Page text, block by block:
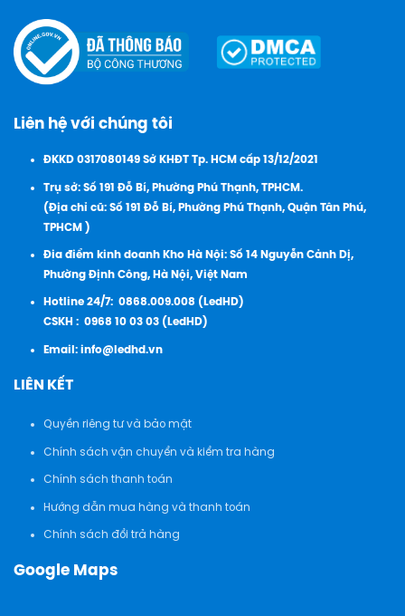
Liên hệ với chúng tôi
ĐKKD 0317080149 Sở KHĐT Tp. HCM cấp 13/12/2021
Trụ sở: Số 191 Đỗ Bí, Phường Phú Thạnh, TPHCM.
(Địa chỉ cũ: Số 191 Đỗ Bí, Phường Phú Thạnh, Quận Tân Phú,
TPHCM )
Đia điểm kinh doanh Kho Hà Nội: Số 14 Nguyễn Cảnh Dị,
Phường Định Công, Hà Nội, Việt Nam
Hotline 24/7: 0868.009.008 (LedHD)
CSKH : 0968 10 03 03 (LedHD)
Email:info@ledhd.vn
LIÊN KẾT
Quyền riêng tư và bảo mật
Chính sách vận chuyển và kiểm tra hàng
Chính sách thanh toán
Hướng dẫn mua hàng và thanh toán
Chính sách đổi trả hàng
Google Maps